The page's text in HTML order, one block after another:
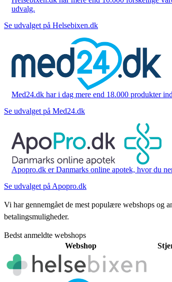
udvalg.
Se udvalget på Helsebixen.dk
Med24.dk har i dag mere end 18.000 produkter
Se udvalget på Med24.dk
Apopro.dk er Danmarks online apotek, hvor du
Se udvalget på Apopro.dk
Vi har gennemgået de mest populære webshops og
betalingsmuligheder.
Bedst anmeldte webshops
Webshop